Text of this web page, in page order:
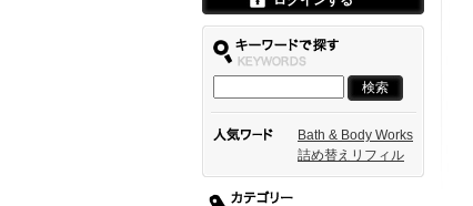
Bath & Body Works
詰め替えリフィル